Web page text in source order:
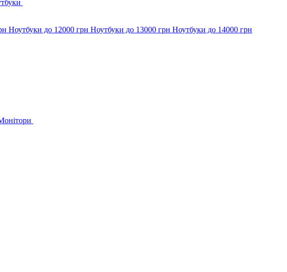
Ноутбуки до 12000 грн Ноутбуки до 13000 грн Ноутбуки до 14000 грн